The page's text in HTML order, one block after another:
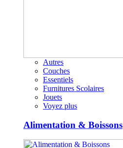
Autres
Couches
Essentiels
Furnitures Scolaires
Jouets
Voyez plus
Alimentation & Boissons